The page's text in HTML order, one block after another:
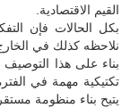
القيم الاقتصادية.
بكل الحالات فإن
نلاحظه كذلك في
بناء على هذا
تكتيكية مهمة في
يتيح بناء منظومة